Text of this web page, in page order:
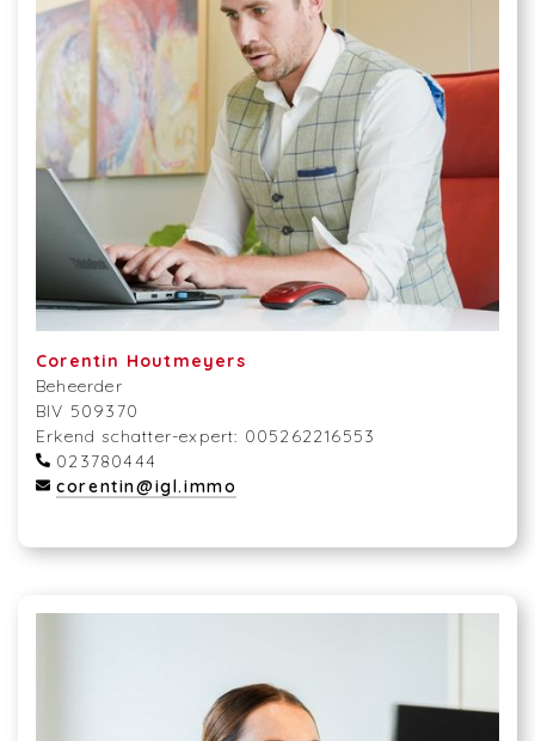
Corentin Houtmeyers
Beheerder
BIV 509370
Erkend schatter-expert: 005262216553
023780444
corentin@igl.immo